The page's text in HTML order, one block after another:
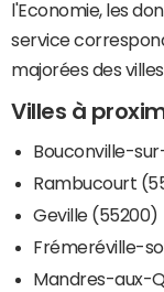
l'Economie, les
service
majorées des
Villes à
Bouconville-
Rambucourt
Geville (55200)
Frémeréville-
Mandres-aux-